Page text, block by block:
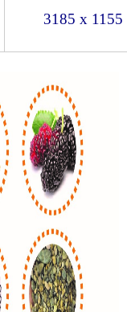
3185 x